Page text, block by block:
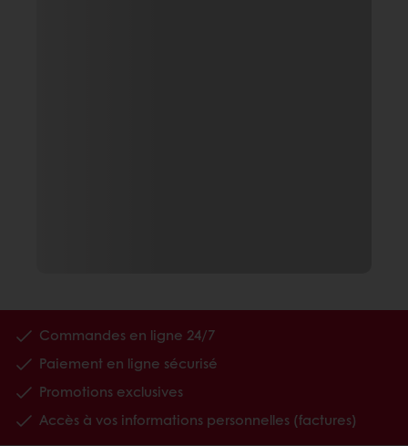
Commandes en ligne 24/7
Paiement en ligne sécurisé
Promotions exclusives
Accès à vos informations personnelles (factures)